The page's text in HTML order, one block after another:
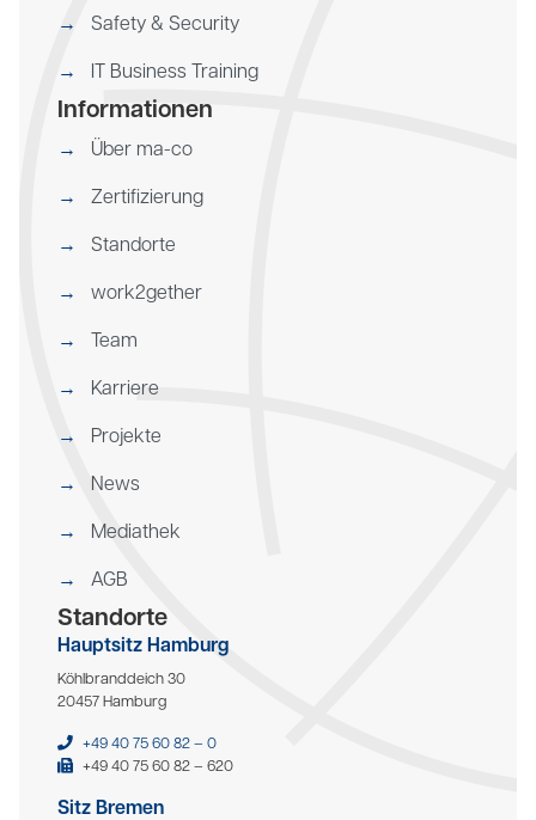
Safety & Security
IT Business Training
Informationen
Über ma-co
Zertifizierung
Standorte
work2gether
Team
Karriere
Projekte
News
Mediathek
AGB
Standorte
Hauptsitz Hamburg
Köhlbranddeich 30
20457 Hamburg
+49 40 75 60 82 – 0
+49 40 75 60 82 – 620
Sitz Bremen